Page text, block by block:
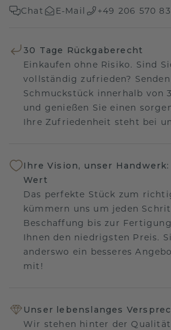
Chat E-Mail +49 206 570
30 Tage Rückgaberecht
Einkaufen ohne Risiko. Sind
vollständig zufrieden?
Schmuckstück innerhalb von
und genießen Sie einen
Ihre Zufriedenheit steht bei
Ihre Vision, unser
Wert
Das perfekte Stück zum
kümmern uns um jeden
Beschaffung bis zur
Ihnen den niedrigsten Preis.
anderswo ein besseres
mit!
Unser lebenslanges
Wir stehen hinter der